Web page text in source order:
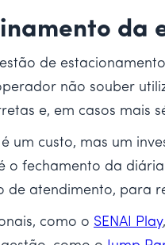
da
de
não souber
e, em casos mais
um custo, mas um
o fechamento da
de atendimento, para
como o SENAI Play